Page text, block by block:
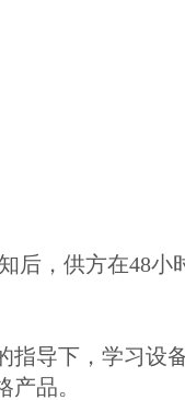
后，供方在48
导下，学习设
品。